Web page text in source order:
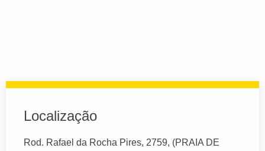
Localização
Rod. Rafael da Rocha Pires, 2759, (PRAIA DE